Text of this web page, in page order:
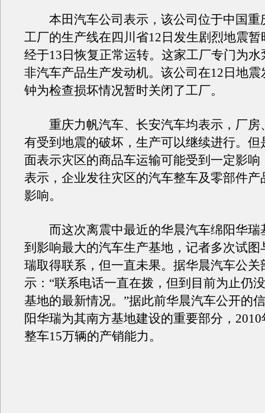
本田汽车公司表示，该公司位于中国重
工厂的生产线在四川省12日发生剧烈地震
经于13日恢复正常运转。这家工厂专门为
非汽车产品生产发动机。该公司在12日地震
钟为检查损坏情况暂时关闭了工厂。
重庆力帆汽车、长安汽车均表示，厂房
有受到地震的破坏，生产可以继续进行。但
面表示灾区的商品车运输可能受到一定影响
表示，企业发往灾区的汽车整车及零部件产
影响。
而这次离震中最近的华晨汽车绵阳华瑞
到影响最大的汽车生产基地，记者多次试图
瑞取得联系，但一直未果。据华晨汽车公关
示：“联系电话一直在拨，但到目前为止仍
基地的最新情况。”据此前华晨汽车公开的
阳华瑞为其南方基地建设的重要部分，
整车15万辆的产销能力。